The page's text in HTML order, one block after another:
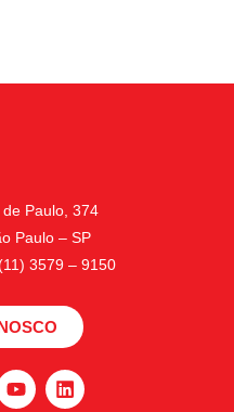
Paulo, 374
Paulo – SP
3579 – 9150